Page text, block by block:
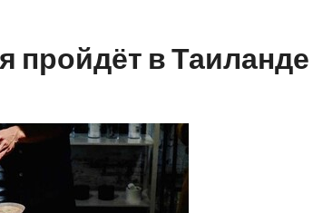
пройдёт в Таиланде